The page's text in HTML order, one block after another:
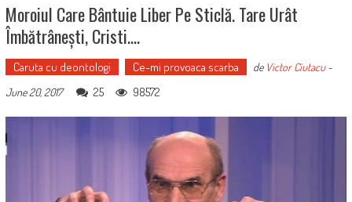
Moroiul Care Bântuie Liber Pe Sticlă. Tare Urât
Îmbătrânești, Cristi….
Caruta cu deontologi Ce-mi provoaca scarba de Victor Ciutacu-
June 20, 2017
25 98572